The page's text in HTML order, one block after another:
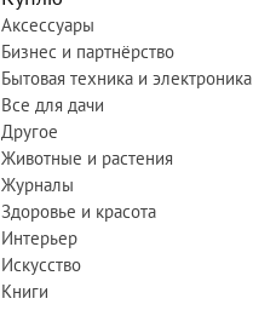
Аксессуары
Бизнес и партнёрство
Бытовая техника и электроника
Все для дачи
Другое
Животные и растения
Журналы
Здоровье и красота
Интерьер
Искусство
Книги